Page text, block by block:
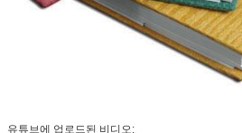
유튜브에 업로드된 비디오: